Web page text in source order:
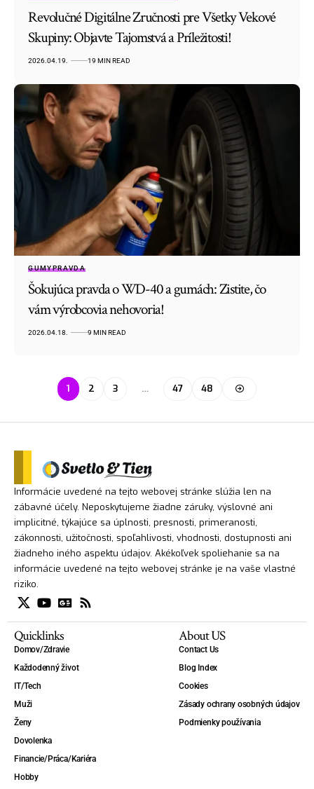
Revolučné Digitálne Zručnosti pre Všetky Vekové
Skupiny: Objavte Tajomstvá a Príležitosti!
2026.04.19. 19 MIN READ
GUMYPRAVDA
Šokujúca pravda o WD-40 a gumách: Zistite, čo
vám výrobcovia nehovoria!
2026.04.18. 9 MIN READ
1 2 3 … 47 48
Informácie uvedené na tejto webovej stránke slúžia len na
zábavné účely. Neposkytujeme žiadne záruky, výslovné ani
implicitné, týkajúce sa úplnosti, presnosti, primeranosti,
zákonnosti, užitočnosti, spoľahlivosti, vhodnosti, dostupnosti ani
žiadneho iného aspektu údajov. Akékoľvek spoliehanie sa na
informácie uvedené na tejto webovej stránke je na vaše vlastné
riziko.
Quicklinks
Domov/Zdravie
Každodenný život
IT/Tech
Muži
Ženy
Dovolenka
Financie/Práca/Kariéra
Hobby
About US
Contact Us
Blog Index
Cookies
Zásady ochrany osobných údajov
Podmienky používania